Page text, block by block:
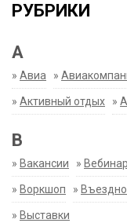
РУБРИКИ
А
» Авиа »
» Активный отдых »
В
» Вакансии »
» Воркшоп »
» Выставки